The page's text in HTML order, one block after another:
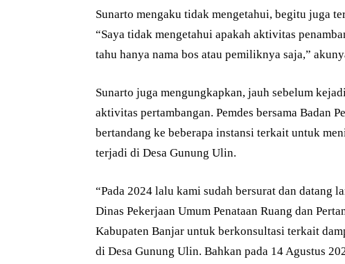
Sunarto mengaku tidak mengetahui, begitu juga
“Saya tidak mengetahui apakah aktivitas
tahu hanya nama bos atau pemiliknya saja,”
Sunarto juga mengungkapkan, jauh sebelum
aktivitas pertambangan. Pemdes bersama Badan
bertandang ke beberapa instansi terkait untuk
terjadi di Desa Gunung Ulin.
“Pada 2024 lalu kami sudah bersurat dan datang
Dinas Pekerjaan Umum Penataan Ruang dan
Kabupaten Banjar untuk berkonsultasi terkait
di Desa Gunung Ulin. Bahkan pada 14 Agustus